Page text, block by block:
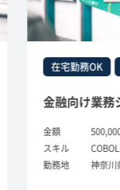
長期
500,000円
COBOL , UNIX / Linux
神奈川県